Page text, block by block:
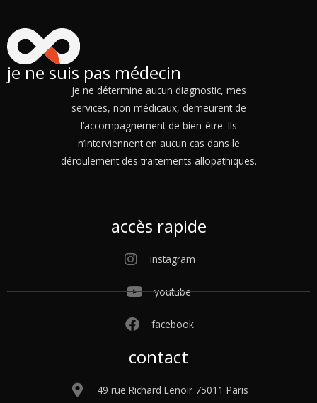
je ne suis pas médecin
je ne détermine aucun diagnostic, mes
services, non médicaux, demeurent de
l’accompagnement de bien-être. Ils
n’interviennent en aucun cas dans le
déroulement des traitements allopathiques.
accès rapide
instagram
youtube
facebook
contact
49 rue Richard Lenoir 75011 Paris